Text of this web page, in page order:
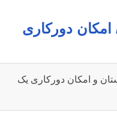
دورکاری
و امکان دورکاری یک